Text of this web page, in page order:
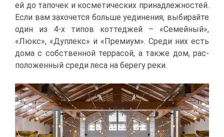
ей до та­по­чек и кос­ме­ти­че­ских при­над­леж­но­стей.
Ес­ли вам за­хо­чет­ся боль­ше уеди­не­ния, вы­би­рай­те
один из 4-х ти­пов кот­те­джей – «Се­мей­ный»,
«Люкс», «Дуп­лекс» и «Пре­ми­ум». Сре­ди них есть
до­ма с соб­ствен­ной тер­ра­сой, а та­к­же дом, рас­
по­ло­жен­ный сре­ди ле­са на бе­ре­гу ре­ки.